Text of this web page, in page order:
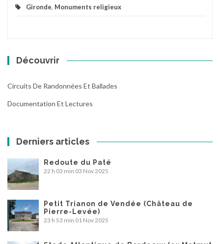
Gironde, Monuments religieux
Découvrir
Circuits De Randonnées Et Ballades
Documentation Et Lectures
Derniers articles
Redoute du Paté
22 h 03 min 03 Nov 2025
Petit Trianon de Vendée (Château de
Pierre-Levée)
23 h 53 min 01 Nov 2025